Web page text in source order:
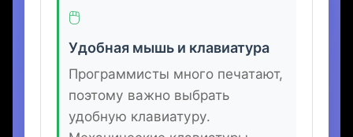
Ноутбук удобен для
мобильности, настольный ПК —
для серьёзной работы.
🖱️